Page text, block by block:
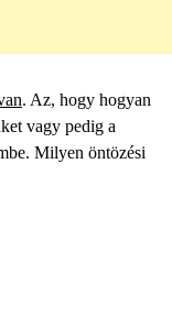
. Az, hogy hogyan
vagy pedig a
Milyen öntözési